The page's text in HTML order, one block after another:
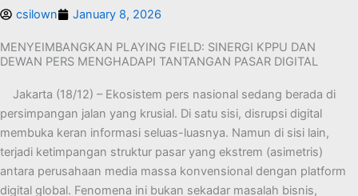
csilown January 8, 2026
MENYEIMBANGKAN PLAYING FIELD: SINERGI KPPU DAN
DEWAN PERS MENGHADAPI TANTANGAN PASAR DIGITAL
Jakarta (18/12) – Ekosistem pers nasional sedang berada di
persimpangan jalan yang krusial. Di satu sisi, disrupsi digital
membuka keran informasi seluas-luasnya. Namun di sisi lain,
terjadi ketimpangan struktur pasar yang ekstrem (asimetris)
antara perusahaan media massa konvensional dengan platform
digital global. Fenomena ini bukan sekadar masalah bisnis,